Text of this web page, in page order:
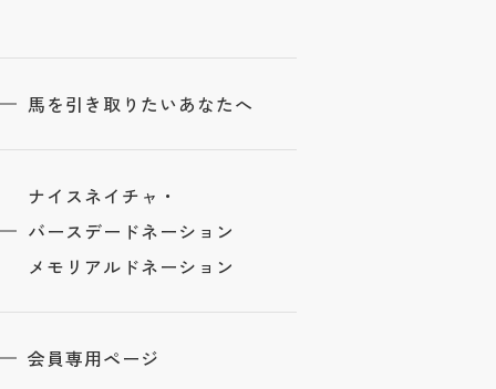
馬を引き取りたいあなたへ
ナイスネイチャ・
バースデードネーション
メモリアルドネーション
会員専用ページ